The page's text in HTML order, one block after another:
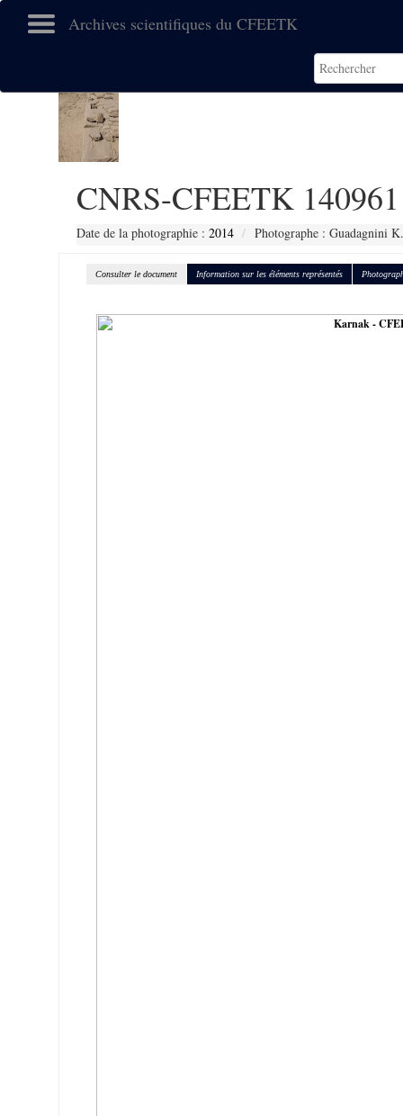
Archives scientifiques du CFEETK
CNRS-CFEETK 140961
Date de la photographie : 2014 Photographe : Guadagnini K.
Consulter le document Information sur les éléments représentés